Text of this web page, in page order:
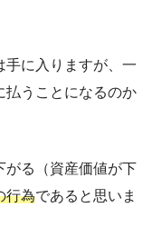
手に入りますが、一
払うことになるのか
がる（資産価値が下
行為であると思いま